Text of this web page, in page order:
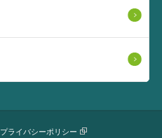
プライバシーポリシー